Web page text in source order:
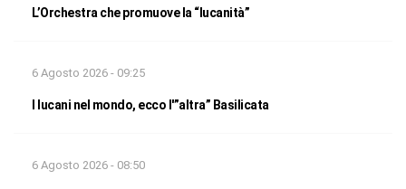
L’Orchestra che promuove la “lucanità”
6 Agosto 2026 - 09:25
I lucani nel mondo, ecco l'”altra” Basilicata
6 Agosto 2026 - 08:50